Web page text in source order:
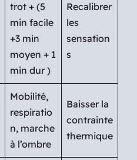
trot + (5
min facile
+3 min
moyen + 1
min dur )
Recalibrer
les
sensation
s
Mobilité,
respiratio
n, marche
à l’ombre
Baisser la
contrainte
thermique